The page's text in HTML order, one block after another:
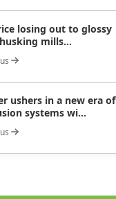
losing out to glossy
mills...
ushers in a new era of
systems wi...